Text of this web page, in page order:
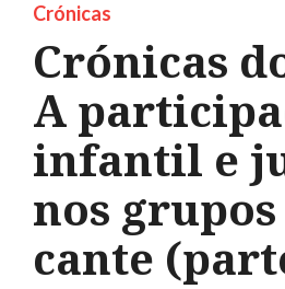
Crónicas
Crónicas
A
infantil e
nos
cante